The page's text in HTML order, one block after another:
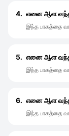
4. எனை ஆள வந்த
இந்த பாகத்தை
5. எனை ஆள வந்த
இந்த பாகத்தை
6. எனை ஆள வந்த
இந்த பாகத்தை